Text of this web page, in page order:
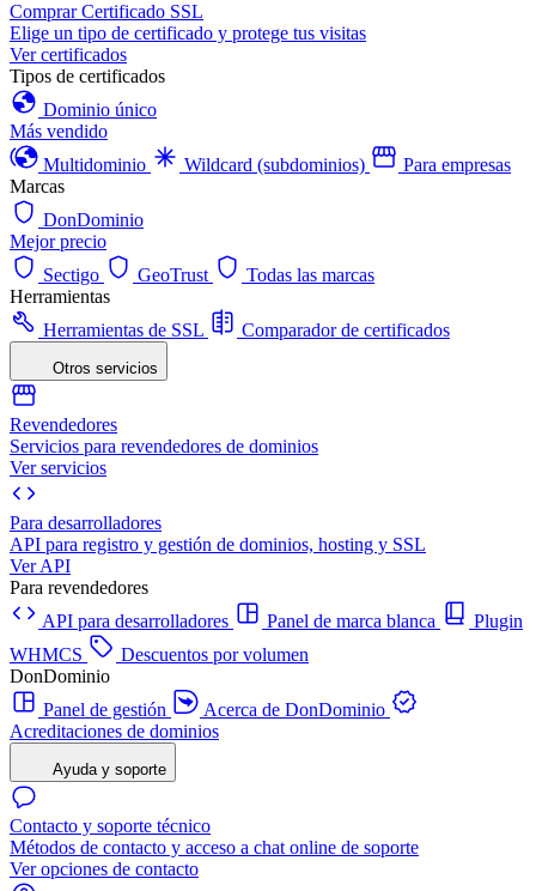
Comprar Certificado SSL
Elige un tipo de certificado y protege tus visitas
Ver certificados
Tipos de certificados
Dominio único
Más vendido
Multidominio
Wildcard (subdominios)
Para empresas
Marcas
DonDominio
Mejor precio
Sectigo
GeoTrust
Todas las marcas
Herramientas
Herramientas de SSL
Comparador de certificados
Otros servicios
Revendedores
Servicios para revendedores de dominios
Ver servicios
Para desarrolladores
API para registro y gestión de dominios, hosting y SSL
Ver API
Para revendedores
API para desarrolladores
Panel de marca blanca
Plugin
WHMCS
Descuentos por volumen
DonDominio
Panel de gestión
Acerca de DonDominio
Acreditaciones de dominios
Ayuda y soporte
Contacto y soporte técnico
Métodos de contacto y acceso a chat online de soporte
Ver opciones de contacto